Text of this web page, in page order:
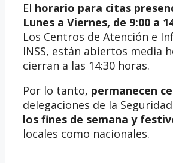
El horario para citas
Lunes a Viernes, de 9:00 a
Los Centros de Atención e
INSS, están abiertos media
cierran a las 14:30 horas.
Por lo tanto, permanecen
delegaciones de la
los fines de semana y
locales como nacionales.